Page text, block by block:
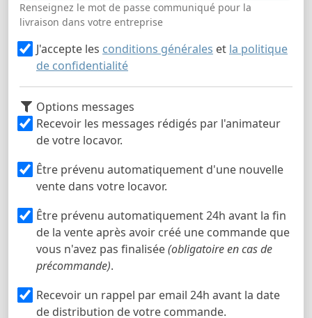
Renseignez le mot de passe communiqué pour la
livraison dans votre entreprise
J'accepte les conditions générales et la politique
de confidentialité
Options messages
Recevoir les messages rédigés par l'animateur
de votre locavor.
Être prévenu automatiquement d'une nouvelle
vente dans votre locavor.
Être prévenu automatiquement 24h avant la fin
de la vente après avoir créé une commande que
vous n'avez pas finalisée(obligatoire en cas de
précommande).
Recevoir un rappel par email 24h avant la date
de distribution de votre commande.